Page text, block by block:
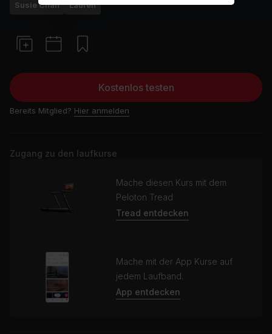
Susie Chan Laufen
Kostenlos testen
Bereits Mitglied? Hier anmelden
Zugang zu den laufkurse
Mache diesen Kurs mit dem
Peloton Tread
Tread entdecken
Mache mit der App Kurse auf
jedem Laufband.
App entdecken